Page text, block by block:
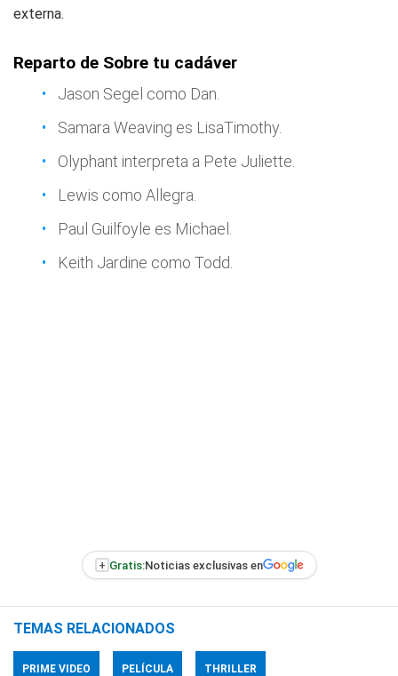
externa.
Reparto de Sobre tu cadáver
Jason Segel como Dan.
Samara Weaving es LisaTimothy.
Olyphant interpreta a Pete Juliette.
Lewis como Allegra.
Paul Guilfoyle es Michael.
Keith Jardine como Todd.
+ Gratis:Noticias exclusivas en
TEMAS RELACIONADOS
PRIME VIDEO PELÍCULA THRILLER